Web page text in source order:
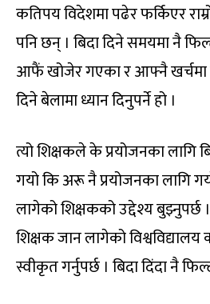
कतिपय विदेशमा पढेर फर्किएर
पनि छन् । बिदा दिने समयमा नै
आफैं खोजेर गएका र आफ्नै खर्चमा
दिने बेलामा ध्यान दिनुपर्ने हो ।
त्यो शिक्षकले के प्रयोजनका लागि
गयो कि अरू नै प्रयोजनका लागि
लागेको शिक्षकको उद्देश्य
शिक्षक जान लागेको विश्वविद्यालय
स्वीकृत गर्नुपर्छ । बिदा दिंदा नै